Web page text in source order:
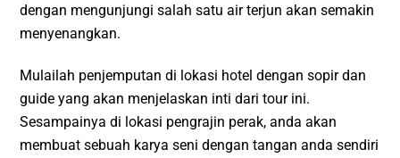
dengan mengunjungi salah satu air terjun akan semakin
menyenangkan.
Mulailah penjemputan di lokasi hotel dengan sopir dan
guide yang akan menjelaskan inti dari tour ini.
Sesampainya di lokasi pengrajin perak, anda akan
membuat sebuah karya seni dengan tangan anda sendiri